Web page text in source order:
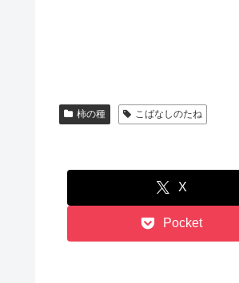
柿の種 こばなしのたね
X
Pocket